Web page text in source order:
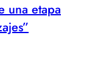
una etapa